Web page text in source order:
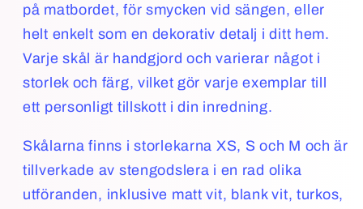
på matbordet, för smycken vid sängen, eller
helt enkelt som en dekorativ detalj i ditt hem.
Varje skål är handgjord och varierar något i
storlek och färg, vilket gör varje exemplar till
ett personligt tillskott i din inredning.
Skålarna finns i storlekarna XS, S och M och är
tillverkade av stengodslera i en rad olika
utföranden, inklusive matt vit, blank vit, turkos,